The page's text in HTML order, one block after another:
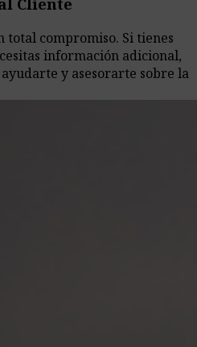
total compromiso. Si tienes
información adicional,
y asesorarte sobre la